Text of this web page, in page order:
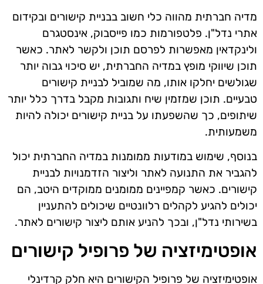
מדיה חברתית מהווה כלי חשוב בבניית קישורים ובקידום
אתרי נדל"ן. פלטפורמות כמו פייסבוק, אינסטגרם
ולינקדאין מאפשרות לפרסם תוכן ולקשר לאתר. כאשר
תוכן שיווקי מופץ במדיה החברתית, יש סיכוי גבוה יותר
שגולשים יחלקו אותו, מה שמוביל לבניית קישורים
טבעיים. תוכן שמזמין שיח ותגובות מקבל בדרך כלל יותר
שיתופים, כך שהשפעתו על בניית קישורים יכולה להיות
משמעותית.
בנוסף, שימוש במודעות ממומנות במדיה החברתית יכול
להגביר את התנועה לאתר וליצור הזדמנויות לבניית
קישורים. כאשר קמפיינים ממומנים ממוקדים היטב, הם
יכולים להגיע לקהלים רלוונטיים שיכולים להתעניין
בשירותי נדל"ן, ובכך להניע אותם ליצור קישורים לאתר.
אופטימיזציה של פרופיל קישורים
אופטימיזציה של פרופיל הקישורים היא חלק קרדינלי